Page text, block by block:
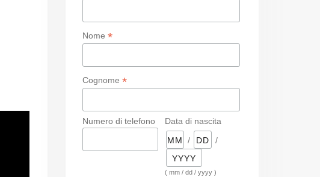
Nome*
Cognome*
Numero di telefono
Data di nascita
/
/
( mm / dd / yyyy )